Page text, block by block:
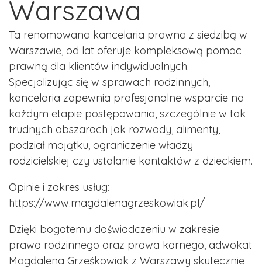
Warszawa
Ta renomowana kancelaria prawna z siedzibą w
Warszawie, od lat oferuje kompleksową pomoc
prawną dla klientów indywidualnych.
Specjalizując się w sprawach rodzinnych,
kancelaria zapewnia profesjonalne wsparcie na
każdym etapie postępowania, szczególnie w tak
trudnych obszarach jak rozwody, alimenty,
podział majątku, ograniczenie władzy
rodzicielskiej czy ustalanie kontaktów z dzieckiem.
Opinie i zakres usług:
https://www.magdalenagrzeskowiak.pl/
Dzięki bogatemu doświadczeniu w zakresie
prawa rodzinnego oraz prawa karnego, adwokat
Magdalena Grześkowiak z Warszawy skutecznie